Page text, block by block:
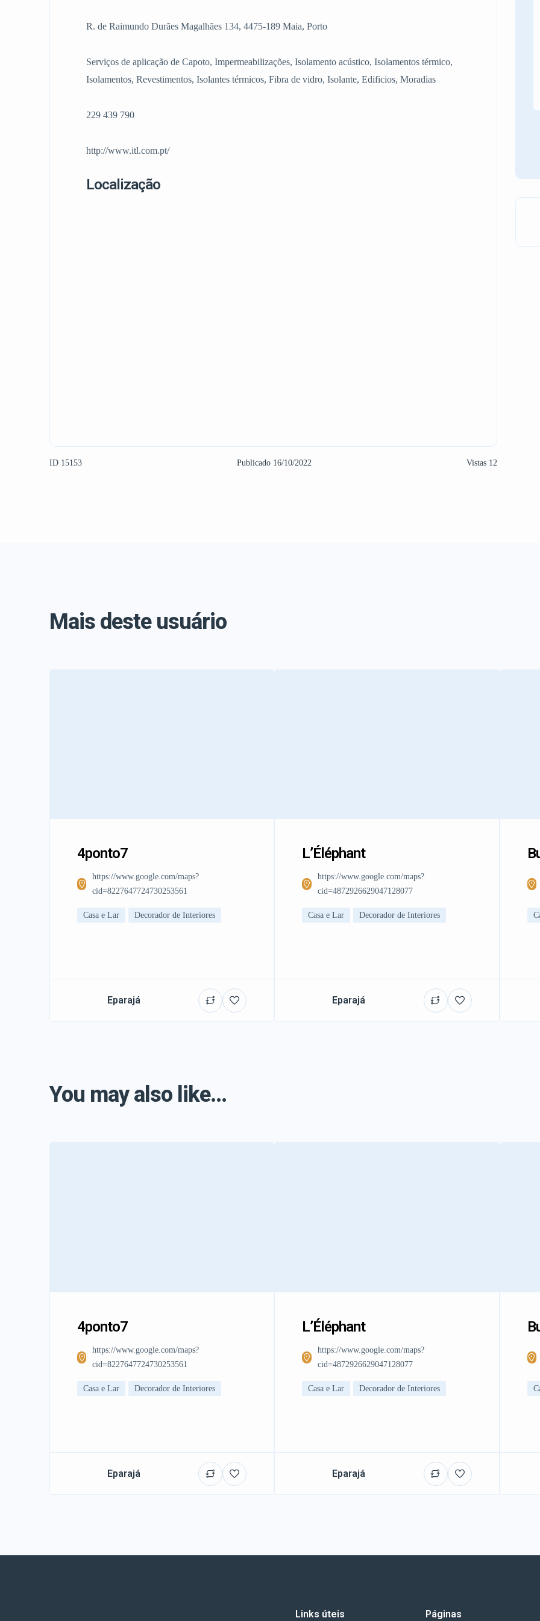
R. de Raimundo Durães Magalhães 134, 4475-189 Maia, Porto
Serviços de aplicação de Capoto, Impermeabilizações, Isolamento acústico, Isolamentos térmico,
Isolamentos, Revestimentos, Isolantes térmicos, Fibra de vidro, Isolante, Edificios, Moradias
229 439 790
http://www.itl.com.pt/
Localização
ID 15153 Publicado 16/10/2022 Vistas 12
Mais deste usuário
4ponto7
https://www.google.com/maps?
cid=8227647724730253561
Casa e Lar Decorador de Interiores
Eparajá
L’Éléphant
https://www.google.com/maps?
cid=4872926629047128077
Casa e Lar Decorador de Interiores
Eparajá
You may also like...
4ponto7
https://www.google.com/maps?
cid=8227647724730253561
Casa e Lar Decorador de Interiores
Eparajá
L’Éléphant
https://www.google.com/maps?
cid=4872926629047128077
Casa e Lar Decorador de Interiores
Eparajá
Links úteis Páginas